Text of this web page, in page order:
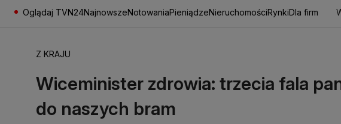
Oglądaj TVN24NajnowszeNotowaniaPieniądzeNieruchomościRynkiDla firm
Z KRAJU
Wiceminister zdrowia: trzecia fala
do naszych bram